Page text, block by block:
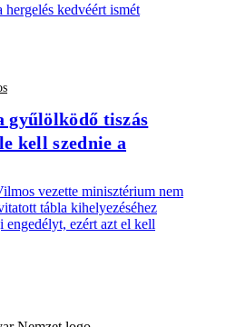
kedvéért ismét
gyűlölködő tiszás
kell szednie a
vezette minisztérium nem
tábla kihelyezéséhez
engedélyt, ezért azt el kell